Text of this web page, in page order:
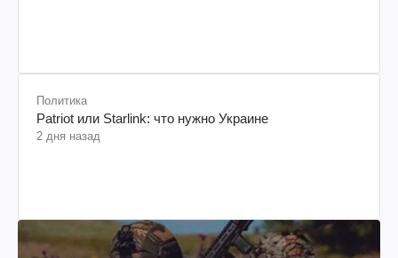
Политика
Patriot или Starlink: что нужно Украине
2 дня назад